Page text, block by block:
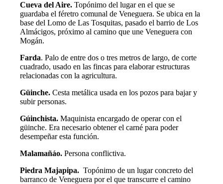
Cueva del Aire. Topónimo del lugar en el que se
guardaba el féretro comunal de Veneguera. Se ubica en la
base del Lomo de Las Tosquitas, pasado el barrio de Los
Almácigos, próximo al camino que une Veneguera con
Mogán.
Farda. Palo de entre dos o tres metros de largo, de corte
cuadrado, usado en las fincas para elaborar estructuras
relacionadas con la agricultura.
Güinche. Cesta metálica usada en los pozos para bajar y
subir personas.
Gúinchista. Maquinista encargado de operar con el
güinche. Era necesario obtener el carné para poder
desempeñar esta función.
Malamañáo. Persona conflictiva.
Piedra Majapipa. Topónimo de un lugar concreto del
barranco de Veneguera por el que transcurre el camino